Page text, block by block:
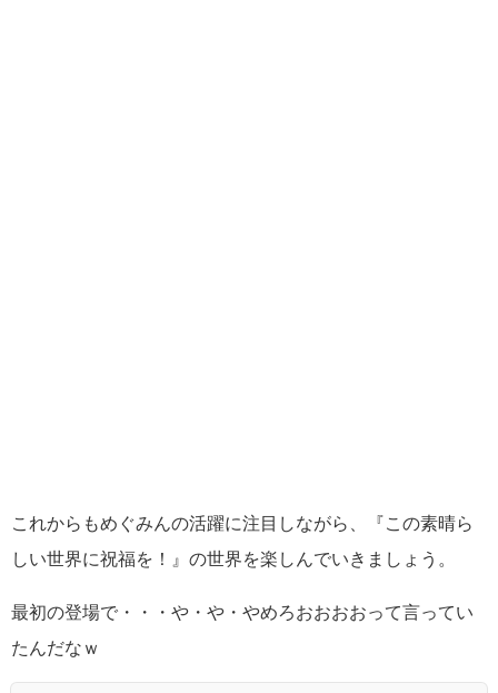
これからもめぐみんの活躍に注目しながら、『この素晴ら
しい世界に祝福を！』の世界を楽しんでいきましょう。
最初の登場で・・・や・や・やめろおおおおって言ってい
たんだなｗ